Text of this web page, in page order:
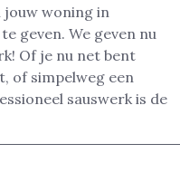
woning in
geven. We geven nu
Of je nu net bent
of simpelweg een
sauswerk is de